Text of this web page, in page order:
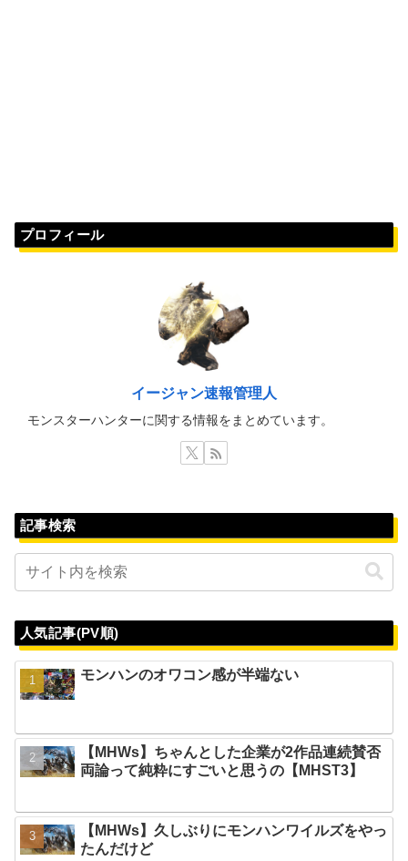
プロフィール
イージャン速報管理人
モンスターハンターに関する情報をまとめています。
記事検索
人気記事(PV順)
モンハンのオワコン感が半端ない
【MHWs】ちゃんとした企業が2作品連続賛否
両論って純粋にすごいと思うの【MHST3】
【MHWs】久しぶりにモンハンワイルズをやっ
たんだけど